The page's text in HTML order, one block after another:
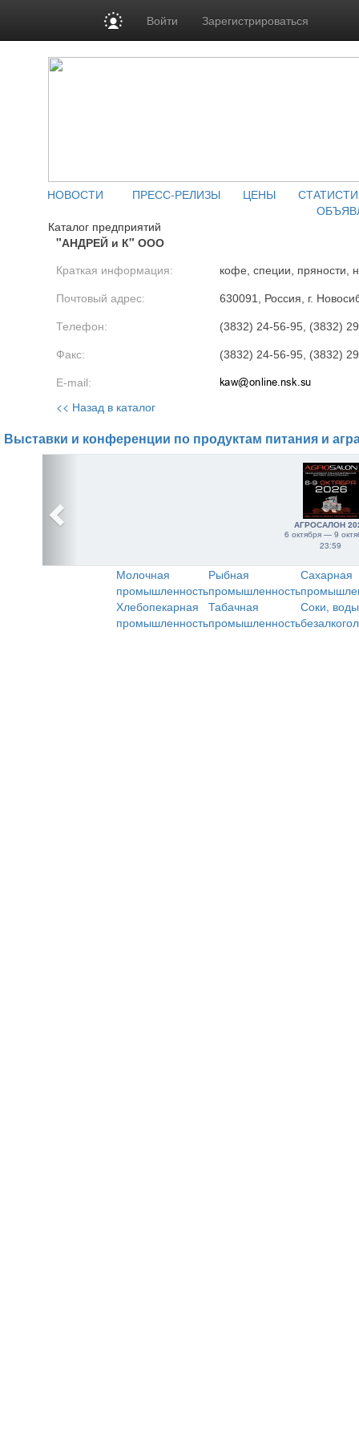
Войти Зарегистрироваться
НОВОСТИ ПРЕСС-РЕЛИЗЫ ЦЕНЫ
Каталог предприятий
"АНДРЕЙ и К" ООО
Краткая информация: кофе, специи, пряности,
Почтовый адрес: 630091, Россия, г.
Телефон: (3832) 24-56-95, (3832)
Факс: (3832) 24-56-95, (3832)
E-mail:
<< Назад в каталог
Выставки и конференции по продуктам питания и
АГРОСАЛОН
6 октября — 9
23:59
Молочная
промышленность
Рыбная
промышленность
Сахарная
Хлебопекарная
промышленность
Табачная
промышленность
Соки,